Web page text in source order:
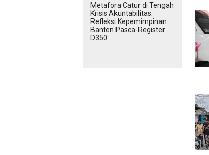
Metafora Catur di Tengah
Krisis Akuntabilitas:
Refleksi Kepemimpinan
Banten Pasca-Register
D350